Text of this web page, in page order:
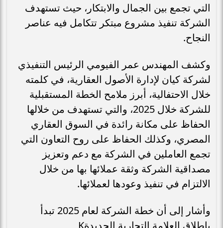
التي تجمع بين الجمال والابتكار، حيث تستهدف
الشركة تنفيذ مشروع مبتكر تتكامل فيه عناصر
النجاح.
وكشف المهندس عمر الفيومي الرئيس التنفيذي
لشركة كيان لإدارة الأصول العقارية، في كلمته
خلال الاحتفالية، أبرز ملامح الخطة المستقبلية
للشركة خلال 2025، والتي تستهدف من خلالها
الحفاظ على مكانة رائدة في السوق العقاري
المصري، وكذلك الحفاظ على روح التعاون التي
تجمع العاملين في الشركة مع دعم وتعزيز
مصداقية الشركة وثقة عملائها بها من خلال
الالتزام في تنفيذ وعودها لعملائها.
وأشار إلى أن خطة الشركة لعام 2025 تبدأ
بإطلاق العلامة التجارية الجديدةK